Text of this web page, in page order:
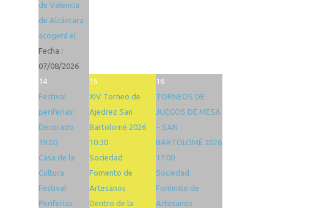
de Valencia
de Alcántara
acogerá el
Fecha :
07/08/2026
14
Festival
periferias:
Decorado
19:00
Casa de la
Cultura
Festival
Periferias.
15
XIV Torneo de
Ajedrez San
Bartolomé 2026
10:30
Sociedad
Fomento de
Artesanos
Dentro de la
16
TORNEOS DE
JUEGOS DE MESA
– SAN
BARTOLOMÉ 2026
17:00
Sociedad
Fomento de
Artesanos